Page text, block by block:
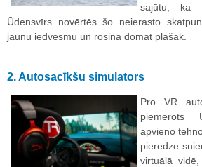
sajūtu, ka
Ūdensvīrs novērtēs šo neierasto
jaunu iedvesmu un rosina domāt plašāk.
2. Autosacīkšu simulators
Pro VR
piemērots
apvieno
pieredze
virtuālā